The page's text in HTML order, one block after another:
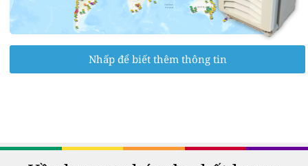
Nhấp để biết thêm thông tin